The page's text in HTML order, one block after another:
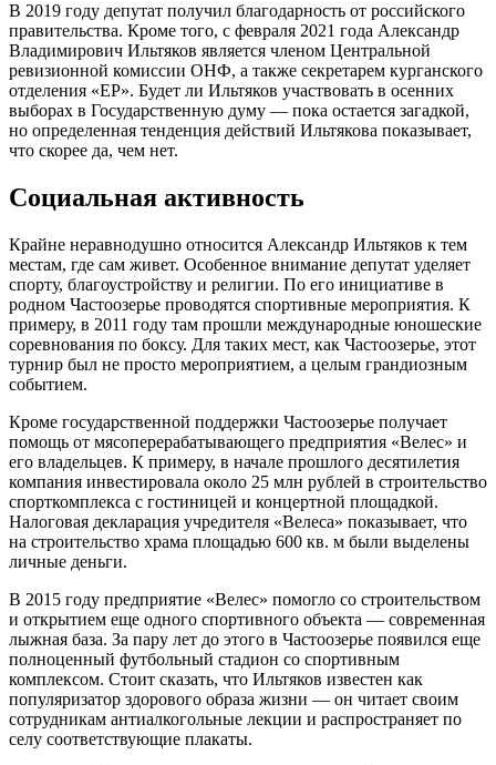
В 2019 году депутат получил благодарность от российского
правительства. Кроме того, с февраля 2021 года Александр
Владимирович Ильтяков является членом Центральной
ревизионной комиссии ОНФ, а также секретарем курганского
отделения «ЕР». Будет ли Ильтяков участвовать в осенних
выборах в Государственную думу — пока остается загадкой,
но определенная тенденция действий Ильтякова показывает,
что скорее да, чем нет.
Социальная активность
Крайне неравнодушно относится Александр Ильтяков к тем
местам, где сам живет. Особенное внимание депутат уделяет
спорту, благоустройству и религии. По его инициативе в
родном Частоозерье проводятся спортивные мероприятия. К
примеру, в 2011 году там прошли международные юношеские
соревнования по боксу. Для таких мест, как Частоозерье, этот
турнир был не просто мероприятием, а целым грандиозным
событием.
Кроме государственной поддержки Частоозерье получает
помощь от мясоперерабатывающего предприятия «Велес» и
его владельцев. К примеру, в начале прошлого десятилетия
компания инвестировала около 25 млн рублей в строительство
спорткомплекса с гостиницей и концертной площадкой.
Налоговая декларация учредителя «Велеса» показывает, что
на строительство храма площадью 600 кв. м были выделены
личные деньги.
В 2015 году предприятие «Велес» помогло со строительством
и открытием еще одного спортивного объекта — современная
лыжная база. За пару лет до этого в Частоозерье появился еще
полноценный футбольный стадион со спортивным
комплексом. Стоит сказать, что Ильтяков известен как
популяризатор здорового образа жизни — он читает своим
сотрудникам антиалкогольные лекции и распространяет по
селу соответствующие плакаты.